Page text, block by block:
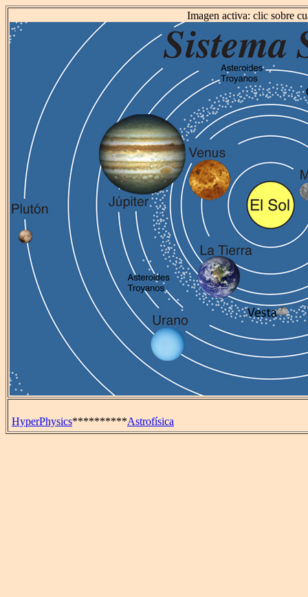
Imagen activa: clic sobre
HyperPhysics**********Astrofísica